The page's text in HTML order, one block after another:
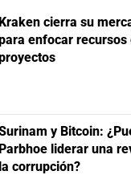
Kraken cierra su
enfocar recursos
y Bitcoin:
Parbhoe liderar una
la corrupción?